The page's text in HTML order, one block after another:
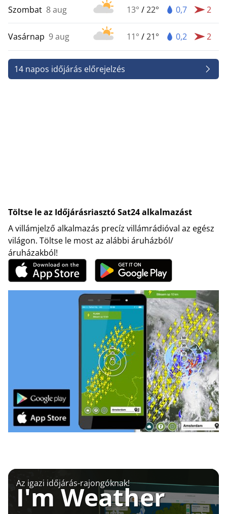
Szombat 8 aug 13° /22° 0,7 2
Vasárnap 9 aug 11° /21° 0,2 2
14 napos időjárás előrejelzés
Töltse le az Időjárásriasztó Sat24 alkalmazást
A villámjelző alkalmazás precíz villámrádióval az egész
világon. Töltse le most az alábbi áruházból/
áruházakból!
Az igazi időjárás-rajongóknak!
I'm Weather